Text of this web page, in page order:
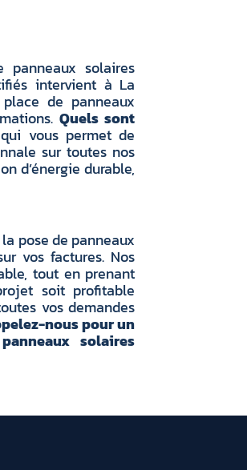
panneaux solaires
intervient à La
de panneaux
Quels sont
vous permet de
sur toutes nos
d’énergie durable,
pose de panneaux
vos factures. Nos
tout en prenant
soit profitable
vos demandes
nous pour un
solaires